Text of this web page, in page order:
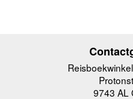
9743 AL